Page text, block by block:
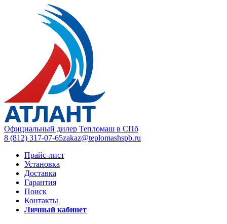
Официальный дилер Тепломаш в СПб
8 (812) 317-07-65zakaz@teplomashspb.ru
Прайс-лист
Установка
Доставка
Гарантия
Поиск
Контакты
Личный кабинет